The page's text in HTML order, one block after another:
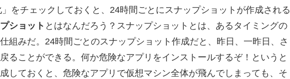
」をチェックしておくと、24時間ごとにスナップショットが作成される
ショット とはなんだろう？スナップショットとは、あるタイミングの
組みだ。24時間ごとのスナップショット作成だと、昨日、一昨日、さ
ることができる。何か危険なアプリをインストールするぞ！というと
しておくと、危険なアプリで仮想マシン全体が飛んでしまっても、そ